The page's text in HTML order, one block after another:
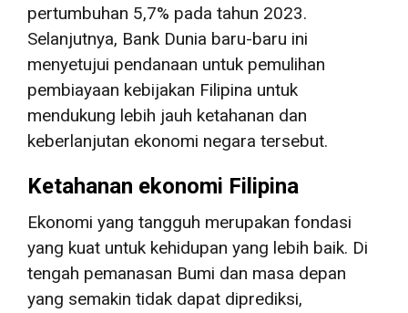
pertumbuhan 5,7% pada tahun 2023.
Selanjutnya, Bank Dunia baru-baru ini
menyetujui pendanaan untuk pemulihan
pembiayaan kebijakan Filipina untuk
mendukung lebih jauh ketahanan dan
keberlanjutan ekonomi negara tersebut.
Ketahanan ekonomi Filipina
Ekonomi yang tangguh merupakan fondasi
yang kuat untuk kehidupan yang lebih baik. Di
tengah pemanasan Bumi dan masa depan
yang semakin tidak dapat diprediksi,